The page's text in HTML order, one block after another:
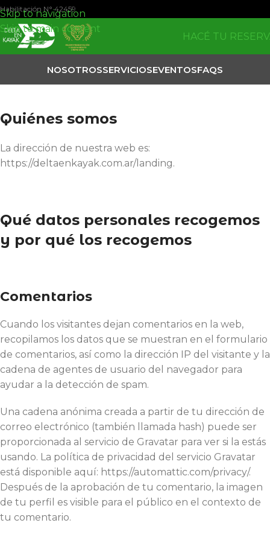
Skip to navigation
Skip to main content
Habilitación N° 42459
HACÉ TU
NOSOTROSSERVICIOSEVENTOSFAQS
Quiénes somos
La dirección de nuestra web es:
https://deltaenkayak.com.ar/landing.
Qué datos personales recogemos
y por qué los recogemos
Comentarios
Cuando los visitantes dejan comentarios en la web,
recopilamos los datos que se muestran en el formulario
de comentarios, así como la dirección IP del visitante y la
cadena de agentes de usuario del navegador para
ayudar a la detección de spam.
Una cadena anónima creada a partir de tu dirección de
correo electrónico (también llamada hash) puede ser
proporcionada al servicio de Gravatar para ver si la estás
usando. La política de privacidad del servicio Gravatar
está disponible aquí: https://automattic.com/privacy/.
Después de la aprobación de tu comentario, la imagen
de tu perfil es visible para el público en el contexto de
tu comentario.